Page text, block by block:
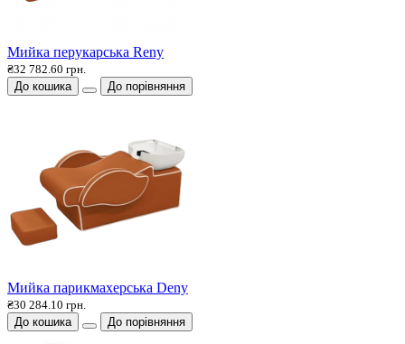
Мийка перукарська Reny
₴32 782.60 грн.
До кошика
До порівняння
Мийка парикмахерська Deny
₴30 284.10 грн.
До кошика
До порівняння